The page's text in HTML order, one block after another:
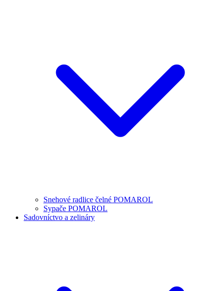
Snehové radlice čelné POMAROL
Sypače POMAROL
Sadovníctvo a zelináry